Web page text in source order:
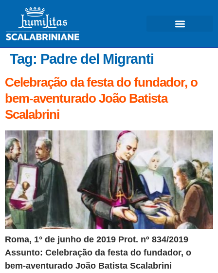
Tag: Padre del Migranti
Celebração da festa do fundador, o
bem-aventurado João Batista
Scalabrini
Roma, 1° de junho de 2019 Prot. nº 834/2019
Assunto: Celebração da festa do fundador, o
bem-aventurado João Batista Scalabrini